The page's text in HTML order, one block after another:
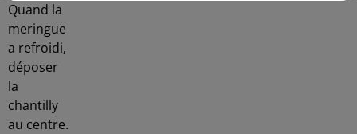
Quand la
meringue
a refroidi,
déposer
la
chantilly
au centre.